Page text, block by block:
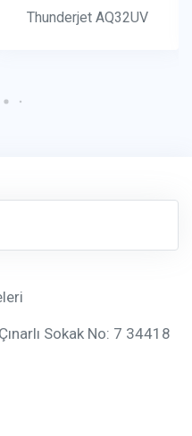
Thunderjet AQ32UV
Sokak No: 7 34418